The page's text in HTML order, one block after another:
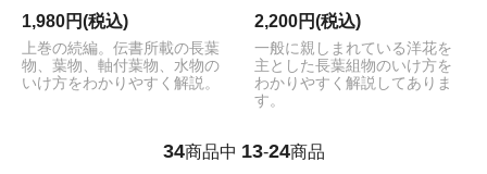
1,980円(税込)
上巻の続編。伝書所載の長葉
物、葉物、軸付葉物、水物の
いけ方をわかりやすく解説。
2,200円(税込)
一般に親しまれている洋花を
主とした長葉組物のいけ方を
わかりやすく解説してありま
す。
34商品中 13-24商品